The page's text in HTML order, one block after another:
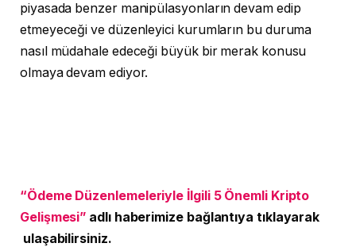
piyasada benzer manipülasyonların devam edip
etmeyeceği ve düzenleyici kurumların bu duruma
nasıl müdahale edeceği büyük bir merak konusu
olmaya devam ediyor.
“Ödeme Düzenlemeleriyle İlgili 5 Önemli Kripto
Gelişmesi” adlı haberimize bağlantıya tıklayarak
ulaşabilirsiniz.